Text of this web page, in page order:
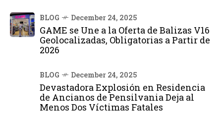
BLOG December 24, 2025
GAME se Une a la Oferta de Balizas V16
Geolocalizadas, Obligatorias a Partir de
2026
BLOG December 24, 2025
Devastadora Explosión en Residencia
de Ancianos de Pensilvania Deja al
Menos Dos Víctimas Fatales